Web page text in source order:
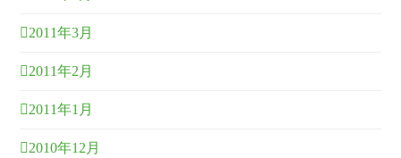
2011年3月
2011年2月
2011年1月
2010年12月